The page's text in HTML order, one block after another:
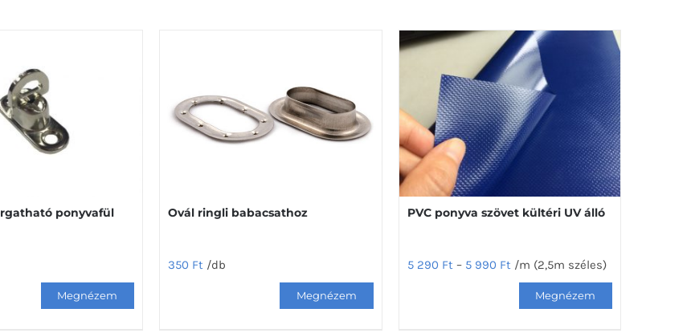
ponyvafül Ovál ringli babacsathoz
350 Ft /db
PVC ponyva szövet kültéri UV álló
5 290 Ft– 5 990 Ft /m (2,5m széles)